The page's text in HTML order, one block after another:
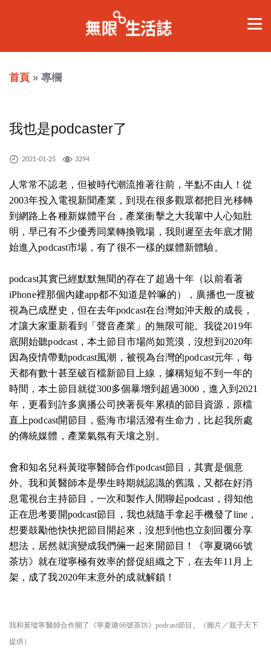
首頁 » 專欄
我也是podcaster了
2021-01-25 3294
人常常不認老，但被時代潮流推著往前，半點不由人！從
2003年投入電視新聞產業，到現在很多觀眾都把目光移轉
到網路上各種新媒體平台，產業衝擊之大我輩中人心知肚
明，早已有不少優秀同業轉換戰場，我則遲至去年底才開
始進入podcast市場，有了很不一樣的媒體新體驗。
podcast其實已經默默無聞的存在了超過十年（以前看著
iPhone裡那個內建app都不知道是幹嘛的），廣播也一度被
視為已成歷史，但在去年podcast在台灣如沖天般的成長，
才讓大家重新看到「聲音產業」的無限可能。我從2019年
底開始聽podcast，本土節目市場尚如荒漠，沒想到2020年
因為疫情帶動podcast風潮，被視為台灣的podcast元年，每
天都有數十甚至破百檔新節目上線，據稱短短不到一年的
時間，本土節目就從300多個暴增到超過3000，進入到2021
年，更看到許多廣播公司挾著長年累積的節目資源，原檔
直上podcast開節目，藍海市場活潑有生命力，比起我所處
的傳統媒體，產業氣氛有天壤之別。
會和知名兒科黃瑽寧醫師合作podcast節目，其實是個意
外。我和黃醫師本是學生時期就認識的舊識，又都在好消
息電視台主持節目，一次和製作人閒聊起podcast，得知他
正在思考要開podcast節目，我也就隨手拿起手機發了line，
想要鼓勵他快快把節目開起來，沒想到他也立刻回覆分享
想法，居然就演變成我們倆一起來開節目！《寧夏璐66號
茶坊》就在瑽寧極有效率的督促組織之下，在去年11月上
架，成了我2020年末意外的成就解鎖！
我和黃瑽寧醫師合作開了《寧夏璐66號茶坊》podcast節目。（圖片／親子天下
提供）